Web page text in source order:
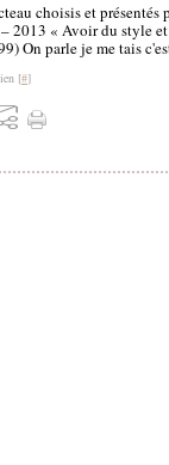
choisis et
2013 « Avoir du style
On parle je me tais
[#]